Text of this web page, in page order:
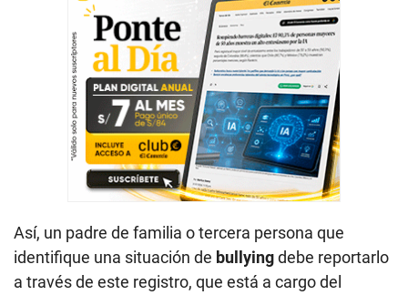
Así, un padre de familia o tercera persona que
identifique una situación de bullyingdebe reportarlo
a través de este registro, que está a cargo del